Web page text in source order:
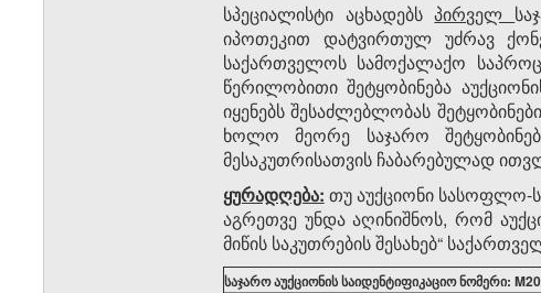
სპეციალისტი აცხადებსპირველ
იპოთეკით დატვირთულ უძრავ
საქართველოს სამოქალაქო
წერილობითი შეტყობინება
იყენებს შესაძლებლობას
ხოლო მეორე საჯარო
მესაკუთრისათვის ჩაბარებულად
ყურადღება: თუ აუქციონი სასოფლო-
აგრეთვე უნდა აღინიშნოს, რომ
მიწის საკუთრების შესახებ“
საჯარო აუქციონის საიდენტიფიკაციო ნომერი: M